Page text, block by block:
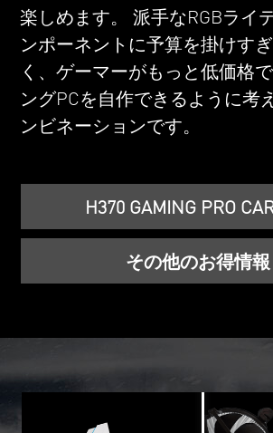
楽しめます。 派手なRGBライ
ンポーネントに予算を掛けす
く、ゲーマーがもっと低価格
ングPCを自作できるように考
ンビネーションです。
H370 GAMING PRO
その他のお得情報